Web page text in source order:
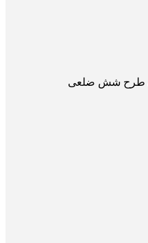
طرح شش ضلعی